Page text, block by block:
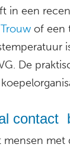
in een
Trouw of een
De
contact
met